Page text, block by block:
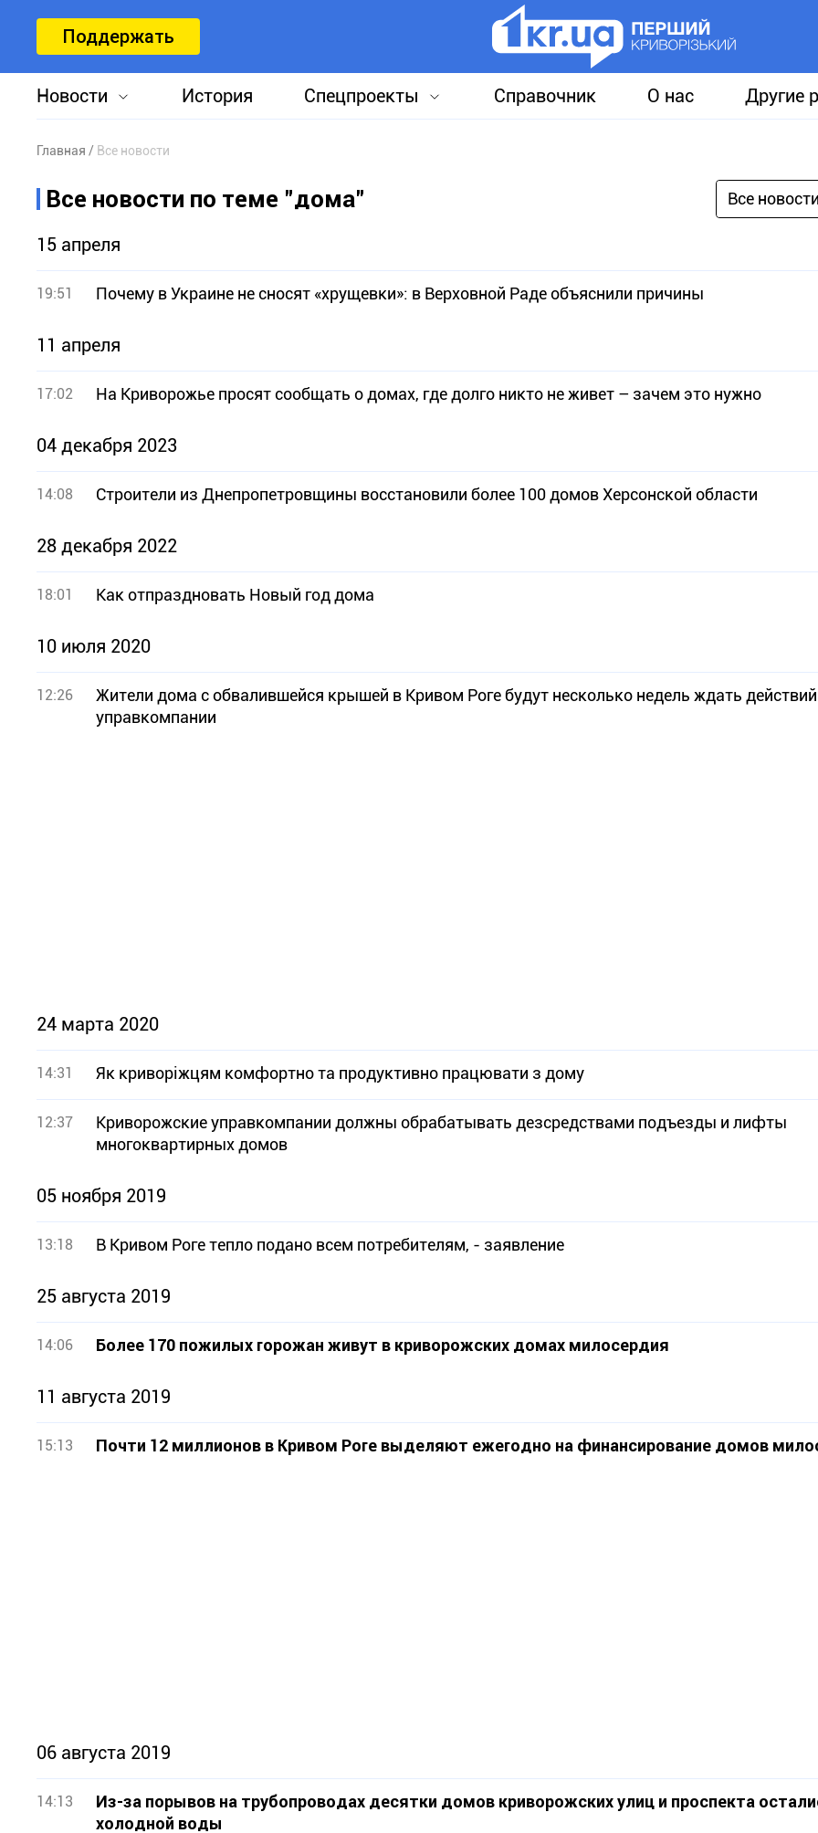
Поддержать
Новости История Спецпроекты Справочник О нас Другие
Главная Все новости
Все новости по теме "дома" Все новости
15 апреля
19:51 Почему в Украине не сносят «хрущевки»: в Верховной Раде объяснили причины
11 апреля
17:02 На Криворожье просят сообщать о домах, где долго никто не живет – зачем это нужно
04 декабря 2023
14:08 Строители из Днепропетровщины восстановили более 100 домов Херсонской области
28 декабря 2022
18:01 Как отпраздновать Новый год дома
10 июля 2020
12:26
Жители дома с обвалившейся крышей в Кривом Роге будут несколько недель ждать действий
управкомпании
24 марта 2020
14:31 Як криворіжцям комфортно та продуктивно працювати з дому
12:37
Криворожские управкомпании должны обрабатывать дезсредствами подъезды и лифты
многоквартирных домов
05 ноября 2019
13:18 В Кривом Роге тепло подано всем потребителям, - заявление
25 августа 2019
14:06 Более 170 пожилых горожан живут в криворожских домах милосердия
11 августа 2019
15:13 Почти 12 миллионов в Кривом Роге выделяют ежегодно на финансирование домов
06 августа 2019
14:13
Из-за порывов на трубопроводах десятки домов криворожских улиц и проспекта
холодной воды